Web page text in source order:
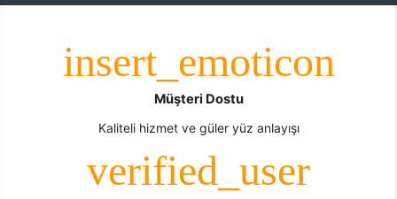
Müşteri Dostu
Kaliteli hizmet ve güler yüz anlayışı